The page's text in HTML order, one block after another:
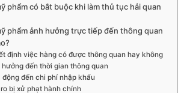
phẩm có bắt buộc khi làm thủ tục hải quan
phẩm ảnh hưởng trực tiếp đến thông quan
định việc hàng có được thông quan hay không
hưởng đến thời gian thông quan
động đến chi phí nhập khẩu
bị xử phạt hành chính